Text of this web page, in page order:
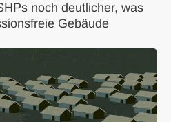
noch deutlicher, was
Gebäude